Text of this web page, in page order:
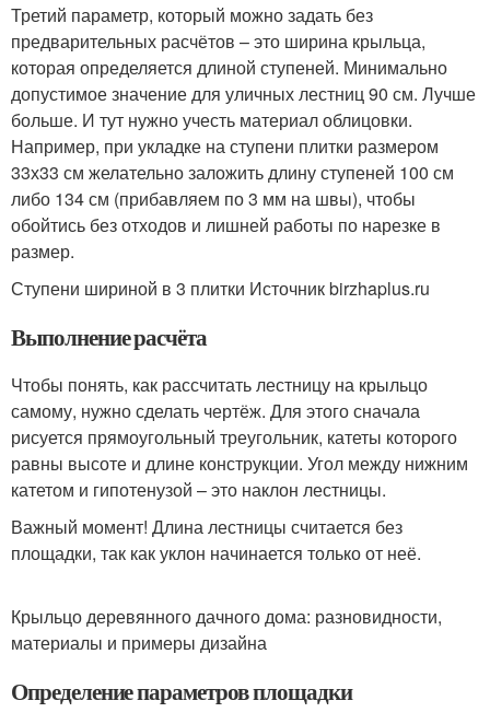
Третий параметр, который можно задать без
предварительных расчётов – это ширина крыльца,
которая определяется длиной ступеней. Минимально
допустимое значение для уличных лестниц 90 см. Лучше
больше. И тут нужно учесть материал облицовки.
Например, при укладке на ступени плитки размером
33х33 см желательно заложить длину ступеней 100 см
либо 134 см (прибавляем по 3 мм на швы), чтобы
обойтись без отходов и лишней работы по нарезке в
размер.
Ступени шириной в 3 плитки Источник birzhaplus.ru
Выполнение расчёта
Чтобы понять, как рассчитать лестницу на крыльцо
самому, нужно сделать чертёж. Для этого сначала
рисуется прямоугольный треугольник, катеты которого
равны высоте и длине конструкции. Угол между нижним
катетом и гипотенузой – это наклон лестницы.
Важный момент! Длина лестницы считается без
площадки, так как уклон начинается только от неё.
Крыльцо деревянного дачного дома: разновидности,
материалы и примеры дизайна
Определение параметров площадки